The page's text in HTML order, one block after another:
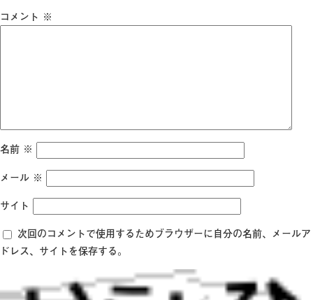
コメント ※
名前 ※
メール ※
サイト
次回のコメントで使用するためブラウザーに自分の名前、メールア
ドレス、サイトを保存する。